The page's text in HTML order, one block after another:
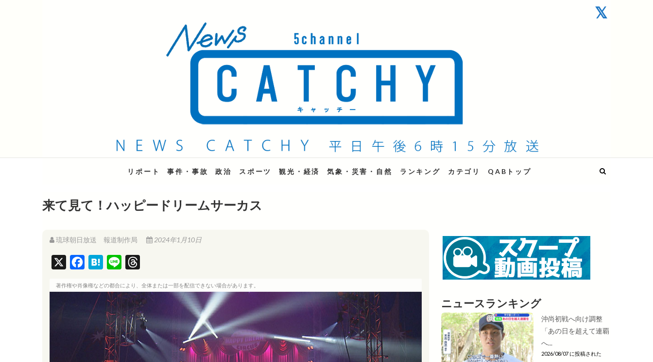
QAB NEWS Headline
キャッチー 月曜〜金曜 午後6時15分放送
リポート 事件・事故 政治 スポーツ 観光・経済 気象・災害・自然 ランキング カテゴリ QABトップ
来て見て！ハッピードリームサーカス
琉球朝日放送 報道制作局 2024年1月10日
c
b
H
t
a
n
r
e
a
s
著作権や肖像権などの都合により、全体または一部を配信できない場合があります。
ニュースランキング
沖尚初戦へ向け調整
「あの日を超えて連覇
へ...
2026/08/07 に投稿された